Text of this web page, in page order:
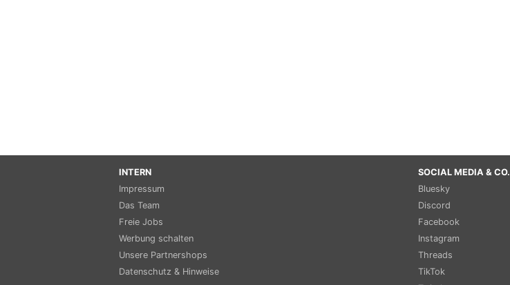
INTERN
Impressum
Das Team
Freie Jobs
Werbung schalten
Unsere Partnershops
Datenschutz & Hinweise
SOCIAL MEDIA & CO.
Bluesky
Discord
Facebook
Instagram
Threads
TikTok